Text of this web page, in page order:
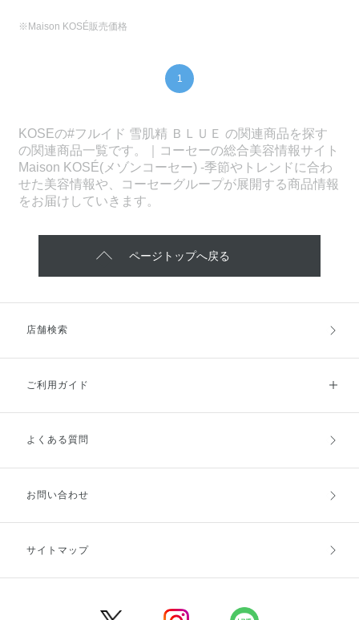
※Maison KOSÉ販売価格
1
KOSEの#フルイド 雪肌精 ＢＬＵＥ の関連商品を探す
の関連商品一覧です。｜コーセーの総合美容情報サイト
Maison KOSÉ(メゾンコーセー) -季節やトレンドに合わ
せた美容情報や、コーセーグループが展開する商品情報
をお届けしていきます。
ページトップへ戻る
店舗検索
ご利用ガイド
ご利用ガイドトップ
お支払方法
キャンセル・返品・交換
よくある質問
お問い合わせ
サイトマップ